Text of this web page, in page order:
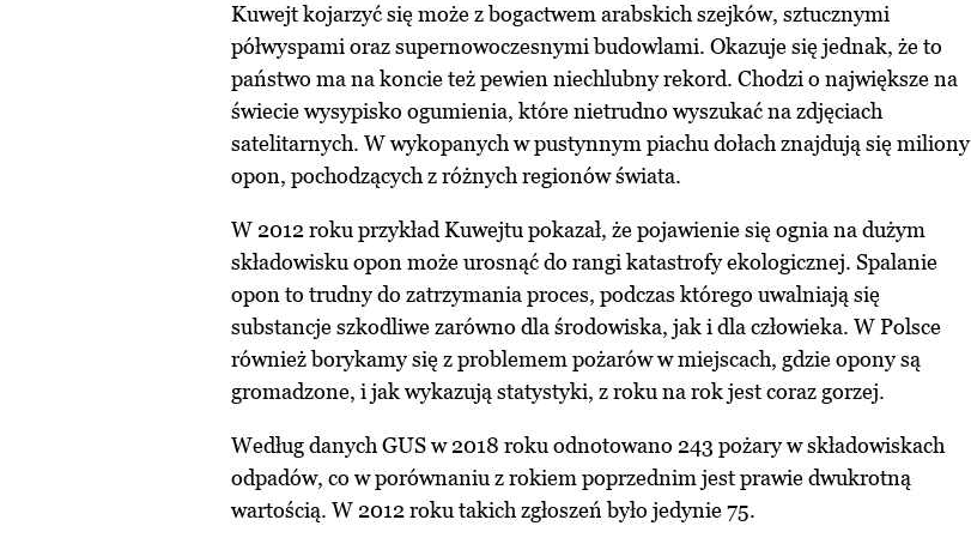
Kuwejt kojarzyć się może z bogactwem arabskich szejków, sztucznymi
półwyspami oraz supernowoczesnymi budowlami. Okazuje się jednak, że to
państwo ma na koncie też pewien niechlubny rekord. Chodzi o największe na
świecie wysypisko ogumienia, które nietrudno wyszukać na zdjęciach
satelitarnych. W wykopanych w pustynnym piachu dołach znajdują się miliony
opon, pochodzących z różnych regionów świata.
W 2012 roku przykład Kuwejtu pokazał, że pojawienie się ognia na dużym
składowisku opon może urosnąć do rangi katastrofy ekologicznej. Spalanie
opon to trudny do zatrzymania proces, podczas którego uwalniają się
substancje szkodliwe zarówno dla środowiska, jak i dla człowieka. W Polsce
również borykamy się z problemem pożarów w miejscach, gdzie opony są
gromadzone, i jak wykazują statystyki, z roku na rok jest coraz gorzej.
Według danych GUS w 2018 roku odnotowano 243 pożary w składowiskach
odpadów, co w porównaniu z rokiem poprzednim jest prawie dwukrotną
wartością. W 2012 roku takich zgłoszeń było jedynie 75.